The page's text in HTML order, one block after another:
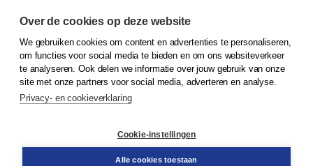
© 2026Koninklijke Boom uitgevers
Klantenservice
Service & informatie
Contact
Over de cookies op deze website
We gebruiken cookies om content en advertenties te personaliseren,
om functies voor social media te bieden en om ons websiteverkeer
te analyseren. Ook delen we informatie over jouw gebruik van onze
site met onze partners voor social media, adverteren en analyse.
Privacy- en cookieverklaring
Cookie-instellingen
Alle cookies toestaan